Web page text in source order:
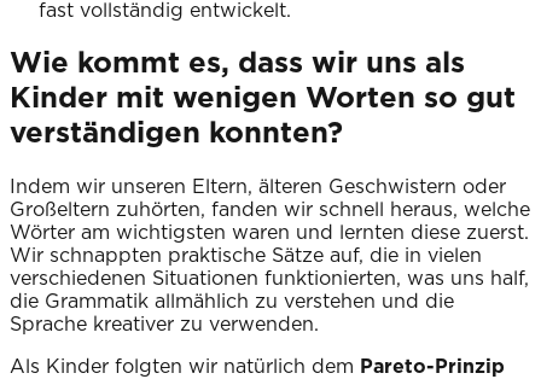
fast vollständig entwickelt.
Wie kommt es, dass wir uns als
Kinder mit wenigen Worten so gut
verständigen konnten?
Indem wir unseren Eltern, älteren Geschwistern oder
Großeltern zuhörten, fanden wir schnell heraus, welche
Wörter am wichtigsten waren und lernten diese zuerst.
Wir schnappten praktische Sätze auf, die in vielen
verschiedenen Situationen funktionierten, was uns half,
die Grammatik allmählich zu verstehen und die
Sprache kreativer zu verwenden.
Als Kinder folgten wir natürlich dem Pareto-Prinzip